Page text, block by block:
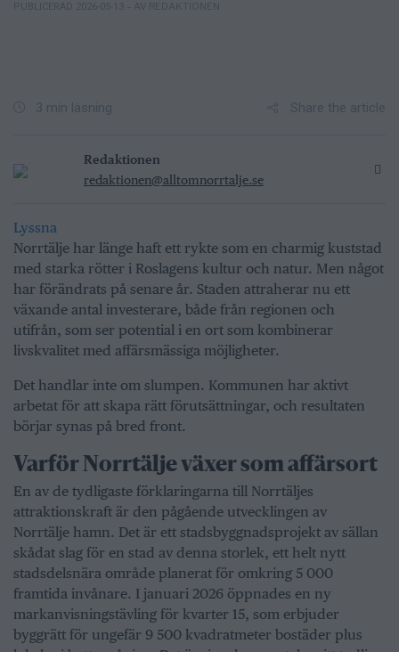
PUBLICERAD 2026-05-13 – AV REDAKTIONEN
3 min läsning Share the article
Redaktionen
redaktionen@alltomnorrtalje.se
Lyssna
Norrtälje har länge haft ett rykte som en charmig kuststad
med starka rötter i Roslagens kultur och natur. Men något
har förändrats på senare år. Staden attraherar nu ett
växande antal investerare, både från regionen och
utifrån, som ser potential i en ort som kombinerar
livskvalitet med affärsmässiga möjligheter.
Det handlar inte om slumpen. Kommunen har aktivt
arbetat för att skapa rätt förutsättningar, och resultaten
börjar synas på bred front.
Varför Norrtälje växer som affärsort
En av de tydligaste förklaringarna till Norrtäljes
attraktionskraft är den pågående utvecklingen av
Norrtälje hamn. Det är ett stadsbyggnadsprojekt av sällan
skådat slag för en stad av denna storlek, ett helt nytt
stadsdelsnära område planerat för omkring 5 000
framtida invånare. I januari 2026 öppnades en ny
markanvisningstävling för kvarter 15, som erbjuder
byggrätt för ungefär 9 500 kvadratmeter bostäder plus